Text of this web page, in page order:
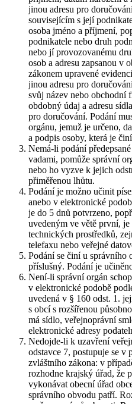
jinou adresu pro
souvisejícím s její
osoba jméno a příjmení,
podnikatele nebo druh
nebo jí provozovanému
osob a adresu zapsanou v
zákonem upravené
jinou adresu pro
svůj název nebo obchodní
obdobný údaj a adresu
pro doručování. Podání
orgánu, jemuž je určeno,
a podpis osoby, která je
Nemá-li podání
vadami, pomůže správní
nebo ho vyzve k jejich
přiměřenou lhůtu.
Podání je možno učinit
anebo v elektronické
je do 5 dnů potvrzeno,
uvedeným ve větě první,
technických prostředků,
telefaxu nebo veřejné
Podání se činí u správního
příslušný. Podání je
Není-li správní orgán
v elektronické podobě
uvedená v § 160 odst. 1.
s obcí s rozšířenou
má sídlo, veřejnoprávní
elektronické adresy
Nedojde-li k uzavření
odstavce 7, postupuje se v
zvláštního zákona: v
rozhodne krajský úřad, že
vykonávat obecní úřad
správního obvodu patří.